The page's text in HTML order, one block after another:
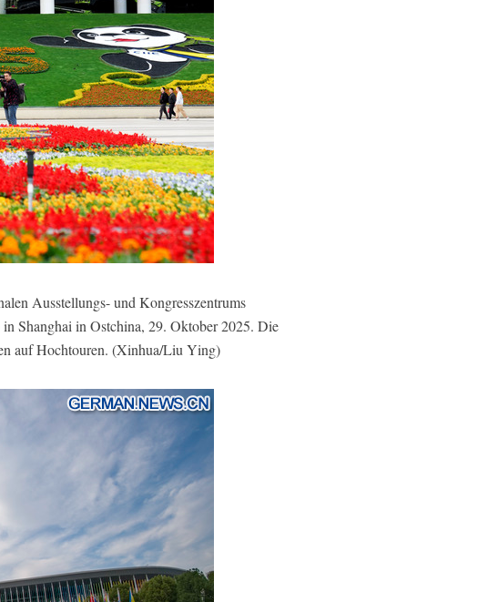
Ausstellungs- und Kongresszentrums
Shanghai in Ostchina, 29. Oktober 2025. Die
auf Hochtouren. (Xinhua/Liu Ying)